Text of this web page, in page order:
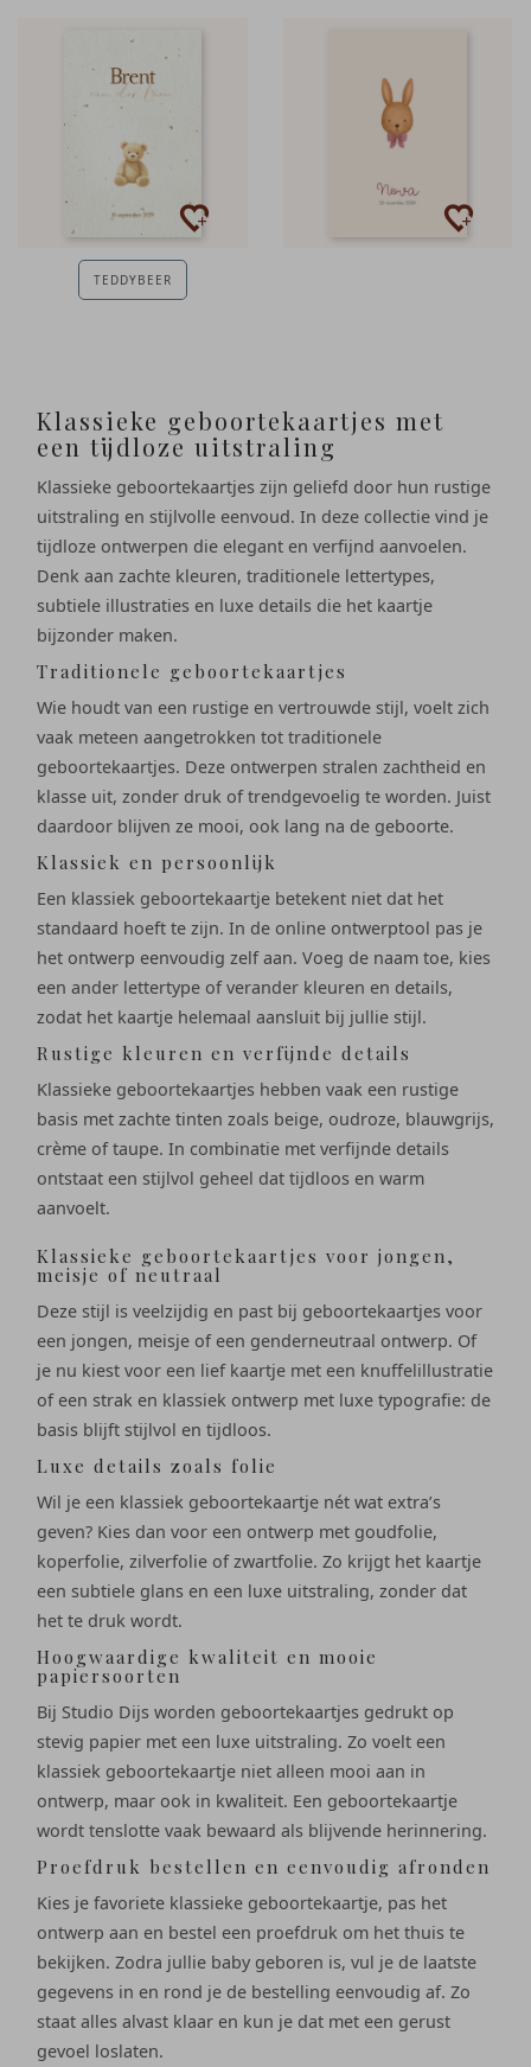
TEDDYBEER
Klassieke geboortekaartjes met
een tijdloze uitstraling
Klassieke geboortekaartjes zijn geliefd door hun rustige
uitstraling en stijlvolle eenvoud. In deze collectie vind je
tijdloze ontwerpen die elegant en verfijnd aanvoelen.
Denk aan zachte kleuren, traditionele lettertypes,
subtiele illustraties en luxe details die het kaartje
bijzonder maken.
Traditionele geboortekaartjes
Wie houdt van een rustige en vertrouwde stijl, voelt zich
vaak meteen aangetrokken tot traditionele
geboortekaartjes. Deze ontwerpen stralen zachtheid en
klasse uit, zonder druk of trendgevoelig te worden. Juist
daardoor blijven ze mooi, ook lang na de geboorte.
Klassiek en persoonlijk
Een klassiek geboortekaartje betekent niet dat het
standaard hoeft te zijn. In de online ontwerptool pas je
het ontwerp eenvoudig zelf aan. Voeg de naam toe, kies
een ander lettertype of verander kleuren en details,
zodat het kaartje helemaal aansluit bij jullie stijl.
Rustige kleuren en verfijnde details
Klassieke geboortekaartjes hebben vaak een rustige
basis met zachte tinten zoals beige, oudroze, blauwgrijs,
crème of taupe. In combinatie met verfijnde details
ontstaat een stijlvol geheel dat tijdloos en warm
aanvoelt.
Klassieke geboortekaartjes voor jongen,
meisje of neutraal
Deze stijl is veelzijdig en past bij geboortekaartjes voor
een jongen, meisje of een genderneutraal ontwerp. Of
je nu kiest voor een lief kaartje met een knuffelillustratie
of een strak en klassiek ontwerp met luxe typografie: de
basis blijft stijlvol en tijdloos.
Luxe details zoals folie
Wil je een klassiek geboortekaartje nét wat extra’s
geven? Kies dan voor een ontwerp met goudfolie,
koperfolie, zilverfolie of zwartfolie. Zo krijgt het kaartje
een subtiele glans en een luxe uitstraling, zonder dat
het te druk wordt.
Hoogwaardige kwaliteit en mooie
papiersoorten
Bij Studio Dijs worden geboortekaartjes gedrukt op
stevig papier met een luxe uitstraling. Zo voelt een
klassiek geboortekaartje niet alleen mooi aan in
ontwerp, maar ook in kwaliteit. Een geboortekaartje
wordt tenslotte vaak bewaard als blijvende herinnering.
Proefdruk bestellen en eenvoudig afronden
Kies je favoriete klassieke geboortekaartje, pas het
ontwerp aan en bestel een proefdruk om het thuis te
bekijken. Zodra jullie baby geboren is, vul je de laatste
gegevens in en rond je de bestelling eenvoudig af. Zo
staat alles alvast klaar en kun je dat met een gerust
gevoel loslaten.